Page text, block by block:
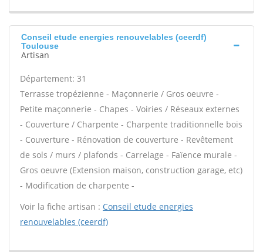
Conseil etude energies renouvelables (ceerdf)
Toulouse
Artisan
Département: 31
Terrasse tropézienne - Maçonnerie / Gros oeuvre -
Petite maçonnerie - Chapes - Voiries / Réseaux externes
- Couverture / Charpente - Charpente traditionnelle bois
- Couverture - Rénovation de couverture - Revêtement
de sols / murs / plafonds - Carrelage - Faïence murale -
Gros oeuvre (Extension maison, construction garage, etc)
- Modification de charpente -
Voir la fiche artisan : Conseil etude energies
renouvelables (ceerdf)